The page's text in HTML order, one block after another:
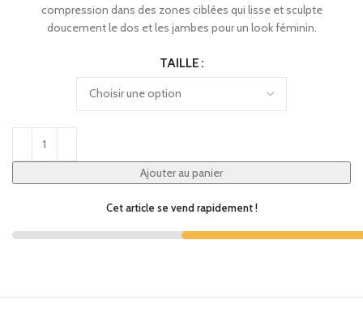
compression dans des zones ciblées qui lisse et sculpte
doucement le dos et les jambes pour un look féminin.
TAILLE
Ajouter au panier
Cet article se vend rapidement !